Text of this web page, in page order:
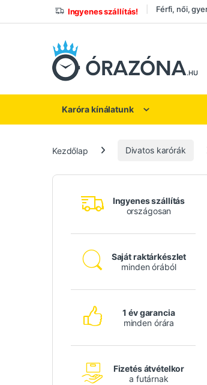
Ugrás a navigációhoz
Ugrás a tartalomhozIngyenes szállítás! Férfi, női,
Karóra kínálatunk
Kezdőlap Divatos karórák
Ingyenes szállítás
országosan
Saját raktárkészlet
minden órából
1 év garancia
minden órára
Fizetés átvételkor
a futárnak